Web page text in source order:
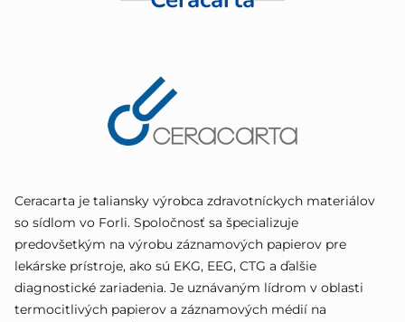
Ceracarta je taliansky výrobca zdravotníckych materiálov
so sídlom vo Forli. Spoločnosť sa špecializuje
predovšetkým na výrobu záznamových papierov pre
lekárske prístroje, ako sú EKG, EEG, CTG a ďalšie
diagnostické zariadenia. Je uznávaným lídrom v oblasti
termocitlivých papierov a záznamových médií na